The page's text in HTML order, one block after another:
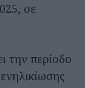
σε
την περίοδο